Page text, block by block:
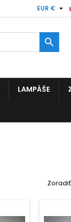
EUR € 

LAMPÁŠE